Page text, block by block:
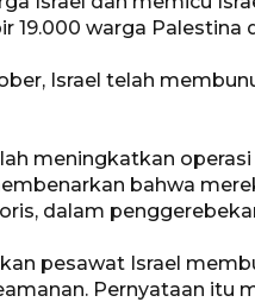
warga Palestina
Israel telah
meningkatkan
bahwa
dalam
pesawat Israel
Pernyataan itu